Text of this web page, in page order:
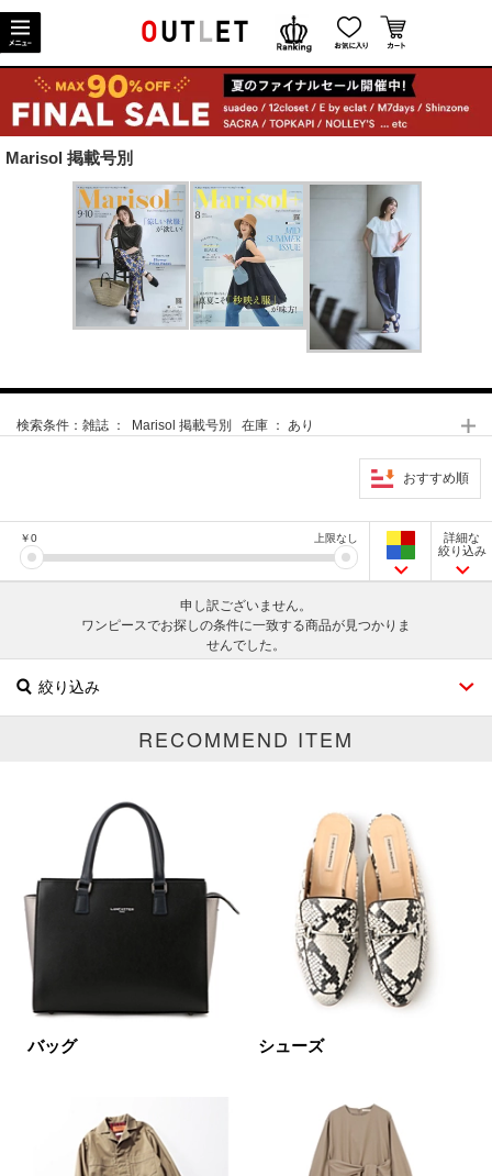
Marisol 掲載号別
検索条件： 雑誌 ： Marisol 掲載号別 在庫 ： あり
おすすめ順
￥0 上限なし
詳細な
絞り込み
申し訳ございません。
ワンピースでお探しの条件に一致する商品が見つかりま
せんでした。
絞り込み
カテゴリ ワンピース全て
サイズ
掲載雑誌
価格
RECOMMEND ITEM
バッグ シューズ